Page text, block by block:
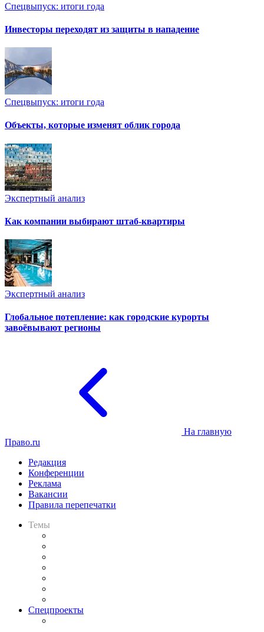
Спецвыпуск: итоги года
Инвесторы переходят из защиты в нападение
Спецвыпуск: итоги года
Объекты, которые изменят облик города
Экспертный анализ
Как компании выбирают штаб-квартиры
Экспертный анализ
Глобальное потепление: как городские курорты
завоёвывают регионы
На главную
Право.ru
Редакция
Конференции
Реклама
Вакансии
Правила перепечатки
Темы
Спецпроекты